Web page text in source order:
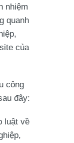
nhiệm
quanh
của
công
đây:
luật về